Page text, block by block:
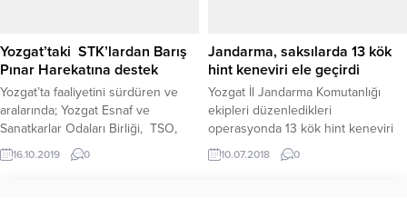
Yozgat’taki STK’lardan Barış
Pınar Harekatına destek
Yozgat’ta faaliyetini sürdüren ve
aralarında; Yozgat Esnaf ve
Sanatkarlar Odaları Birliği, TSO,
Ticaret Borsası, Ziraat Odası, Eğitim
Bir Sen, Baro Başkanlığı, Kamu Sen
16.10.2019 0
Jandarma, saksılarda 13 kök
hint keneviri ele geçirdi
Yozgat İl Jandarma Komutanlığı
ekipleri düzenledikleri
operasyonda 13 kök hint keneviri
ele geçirdi.
10.07.2018 0